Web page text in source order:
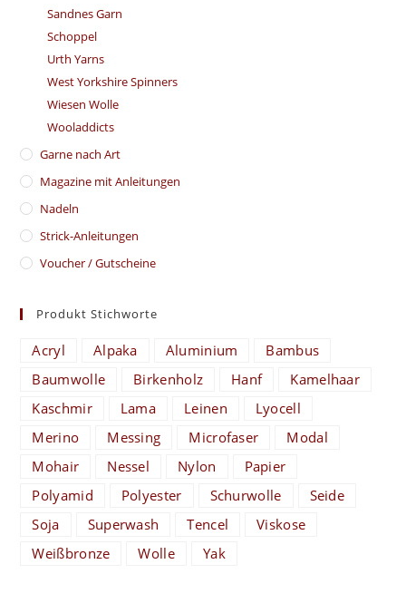
Sandnes Garn
Schoppel
Urth Yarns
West Yorkshire Spinners
Wiesen Wolle
Wooladdicts
Garne nach Art
Magazine mit Anleitungen
Nadeln
Strick-Anleitungen
Voucher / Gutscheine
Produkt Stichworte
Acryl Alpaka Aluminium
Bambus
Baumwolle
Birkenholz Hanf
Kamelhaar
Kaschmir
Lama Leinen
Lyocell
Merino
Messing Microfaser
Modal
Mohair
Nessel Nylon
Papier
Polyamid
Polyester Schurwolle
Seide
Soja
Superwash Tencel
Viskose
Weißbronze
Wolle Yak